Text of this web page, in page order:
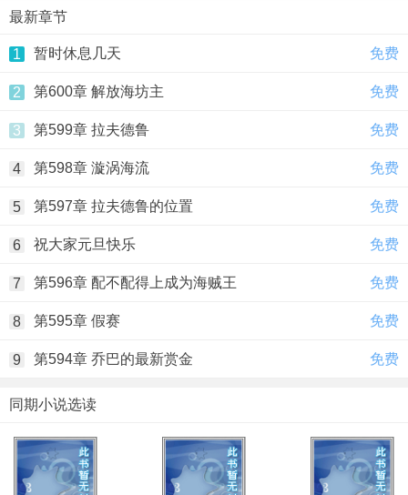
最新章节
1 暂时休息几天 免费
2 第600章 解放海坊主 免费
3 第599章 拉夫德鲁 免费
4 第598章 漩涡海流 免费
5 第597章 拉夫德鲁的位置 免费
6 祝大家元旦快乐 免费
7 第596章 配不配得上成为海贼王 免费
8 第595章 假赛 免费
9 第594章 乔巴的最新赏金 免费
同期小说选读